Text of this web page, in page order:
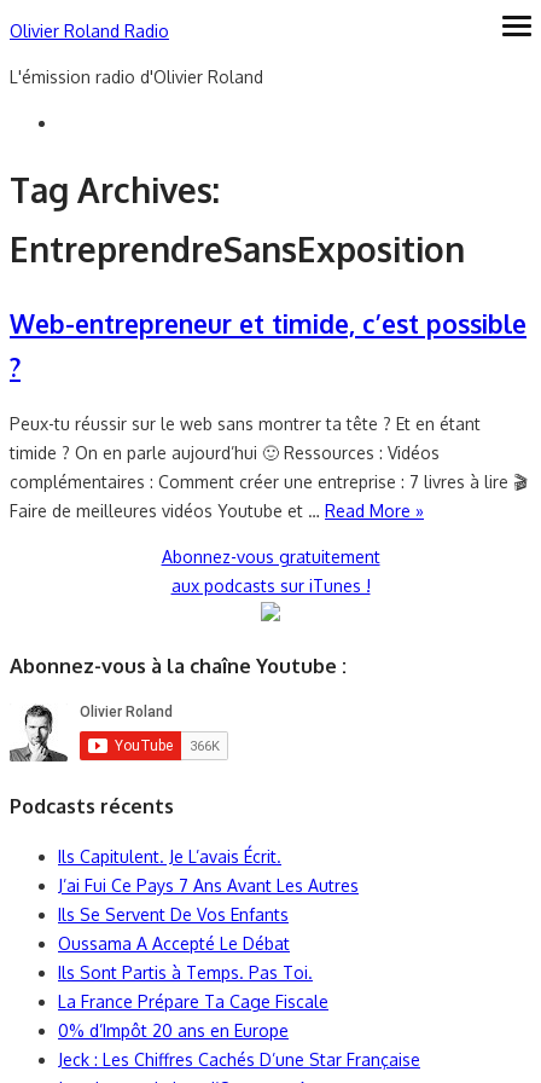
Skip
content
Olivier Roland Radio
L'émission radio d'Olivier Roland
Tag Archives:
EntreprendreSansExposition
Web-entrepreneur et timide, c’est possible
?
Peux-tu réussir sur le web sans montrer ta tête ? Et en étant
timide ? On en parle aujourd’hui 🙂 Ressources : Vidéos
complémentaires : Comment créer une entreprise : 7 livres à lire 🎬
Faire de meilleures vidéos Youtube et … Read More »
Abonnez-vous gratuitement
aux podcasts sur iTunes !
Abonnez-vous à la chaîne Youtube :
Podcasts récents
Ils Capitulent. Je L’avais Écrit.
J’ai Fui Ce Pays 7 Ans Avant Les Autres
Ils Se Servent De Vos Enfants
Oussama A Accepté Le Débat
Ils Sont Partis à Temps. Pas Toi.
La France Prépare Ta Cage Fiscale
0% d’Impôt 20 ans en Europe
Jeck : Les Chiffres Cachés D’une Star Française